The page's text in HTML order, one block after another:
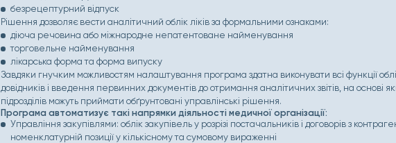
безрецептурний відпуск
Рішення дозволяє вести аналітичний облік ліків за формальними ознаками:
діюча речовина або міжнародне непатентоване найменування
торговельне найменування
лікарська форма та форма випуску
Завдяки гнучким можливостям налаштування програма здатна виконувати всі функції
довідників і введення первинних документів до отримання аналітичних звітів, на основі
підрозділів можуть приймати обґрунтовані управлінські рішення.
Програма автоматизує такі напрямки діяльності медичної організації:
Управління закупівлями: облік закупівель у розрізі постачальників і договорів з
номенклатурній позиції у кількісному та сумовому вираженні